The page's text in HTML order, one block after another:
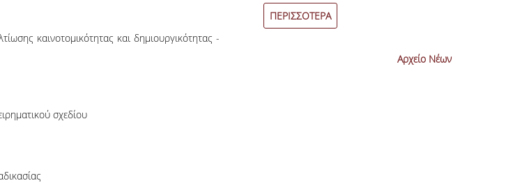
καινοτομικότητας και δημιουργικότητας -
σχεδίου
ΠΕΡΙΣΣΟΤΕΡΑ
Αρχείο Νέων